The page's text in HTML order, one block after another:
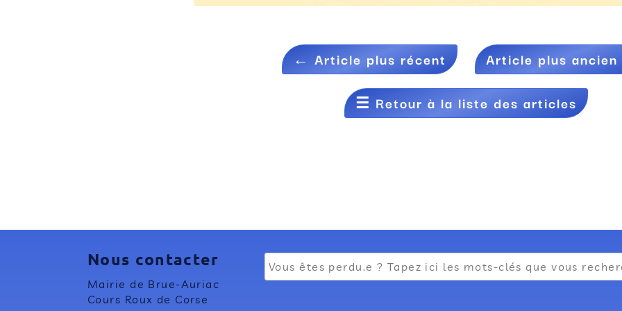
Nous contacter
Mairie de Brue-Auriac
Cours Roux de Corse
←Article plus récent Article plus ancien
☰ Retour à la liste des articles